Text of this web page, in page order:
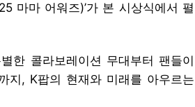
마마 어워즈)’가 본 시상식에서 펼
한 콜라보레이션 무대부터 팬들이
지, K팝의 현재와 미래를 아우르는